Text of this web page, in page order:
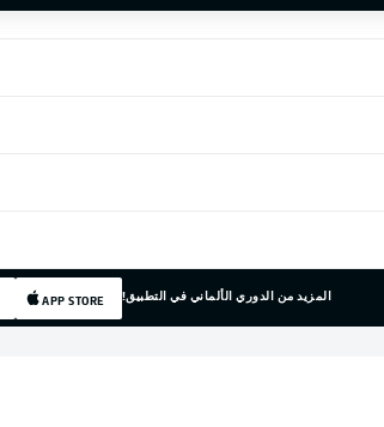
المزيد من الدوري الألماني في التطبيق! APP STORE